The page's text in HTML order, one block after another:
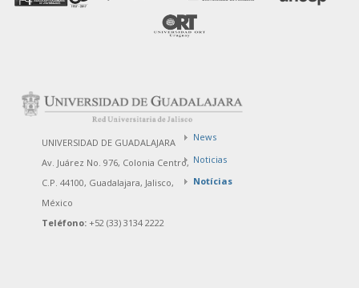
UNIVERSIDAD DE GUADALAJARA
Av. Juárez No. 976, Colonia Centro,
C.P. 44100, Guadalajara, Jalisco,
México
Teléfono: +52 (33) 3134 2222
News
Noticias
Notícias